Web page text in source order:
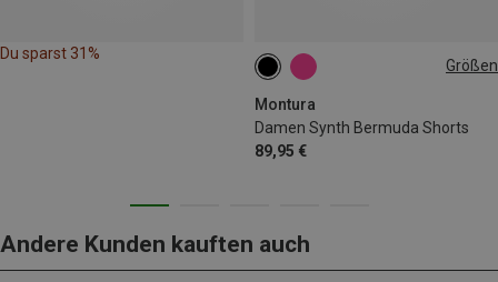
Du sparst 31%
Größen
Montura
Damen Synth Bermuda Shorts
89,95 €
S XL
Andere Kunden kauften auch